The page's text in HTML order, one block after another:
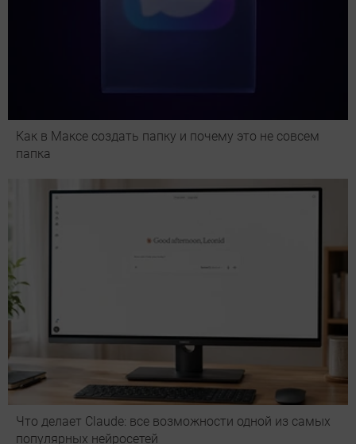
Как в Максе создать папку и почему это не совсем
папка
Что делает Сlaude: все возможности одной из самых
популярных нейросетей